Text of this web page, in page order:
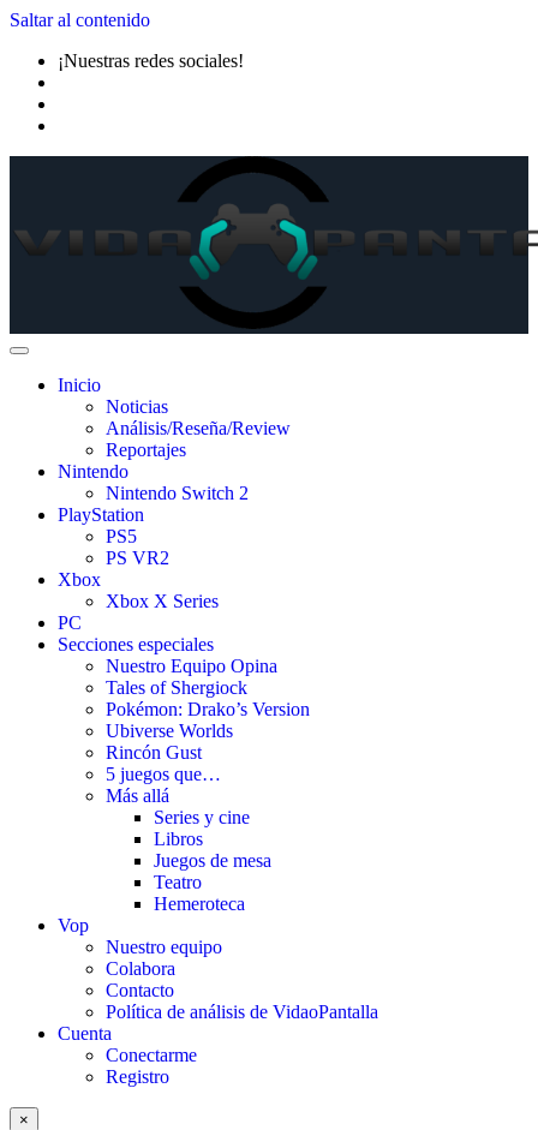
Saltar al contenido
¡Nuestras redes sociales!
Inicio
Noticias
Análisis/Reseña/Review
Reportajes
Nintendo
Nintendo Switch 2
PlayStation
PS5
PS VR2
Xbox
Xbox X Series
PC
Secciones especiales
Nuestro Equipo Opina
Tales of Shergiock
Pokémon: Drako’s Version
Ubiverse Worlds
Rincón Gust
5 juegos que…
Más allá
Series y cine
Libros
Juegos de mesa
Teatro
Hemeroteca
Vop
Nuestro equipo
Colabora
Contacto
Política de análisis de VidaoPantalla
Cuenta
Conectarme
Registro
×